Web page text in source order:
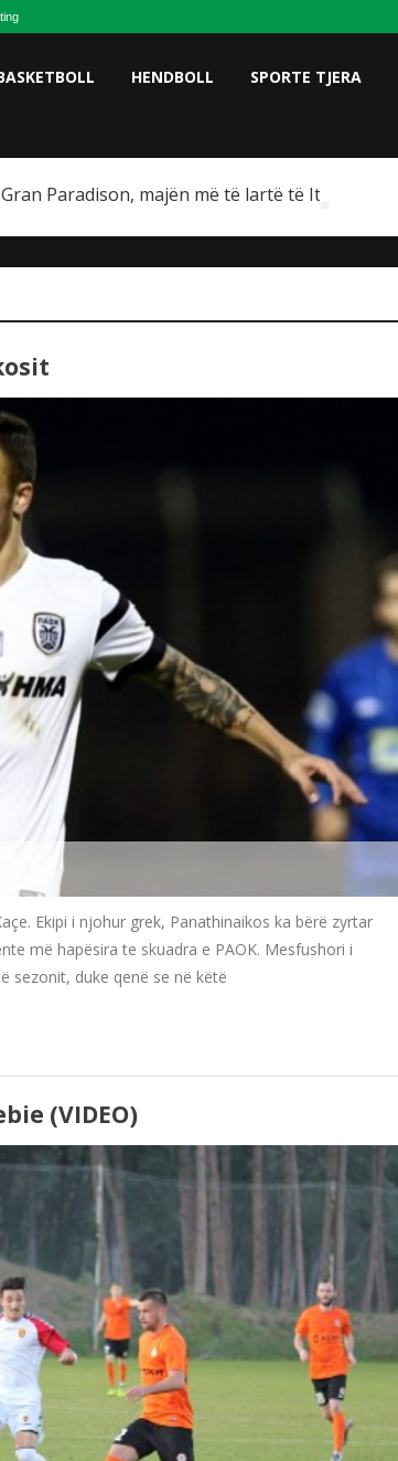
HENDBOLL SPORTE TJERA
Paradison, majën më të lartë të Italisë
Ekipi i njohur grek, Panathinaikos ka bërë zyrtar
më hapësira te skuadra e PAOK. Mesfushori i
sezonit, duke qenë se në këtë
(VIDEO)